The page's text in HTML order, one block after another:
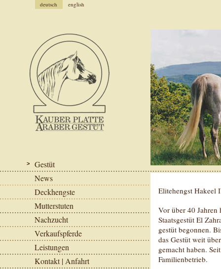
Elitehengst
Vor über 40 Jahren
Staatsgestüt El
gestüt begonnen.
das Gestüt weit
gemacht haben.
Familienbetrieb.
deutsch english
Gestüt
News
Deckhengste
Mutterstuten
Nachzucht
Verkaufspferde
Leistungen
Kontakt | Anfahrt